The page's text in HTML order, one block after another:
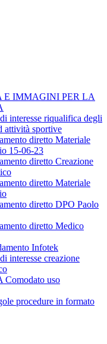
E IMMAGINI PER LA
interesse riqualifica degli
attività sportive
diretto Materiale
15-06-23
diretto Creazione
diretto Materiale
diretto DPO Paolo
diretto Medico
Infotek
interesse creazione
Comodato uso
procedure in formato